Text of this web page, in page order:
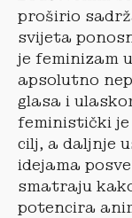
proširio
svijeta
je feminizam
apsolutno
glasa i
feministički
cilj, a daljnje
idejama
smatraju
potencira